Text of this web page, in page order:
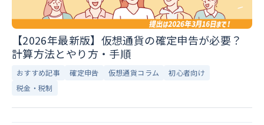
【2026年最新版】仮想通貨の確定申告が必要？
計算方法とやり方・手順
おすすめ記事 確定申告 仮想通貨コラム
初心者向け
税金・税制